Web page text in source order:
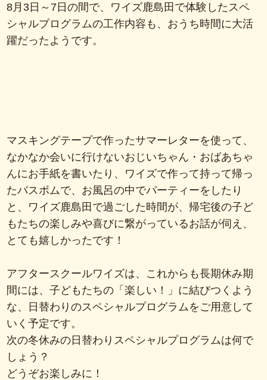
8月3日～7日の間で、ワイズ鹿島田で体験したスペ
シャルプログラムの工作内容も、おうち時間に大活
躍だったようです。
マスキングテープで作ったサマーレターを使って、
なかなか会いに行けないおじいちゃん・おばあちゃ
んにお手紙を書いたり、ワイズで作って持って帰っ
たバスボムで、お風呂の中でパーティーをしたり
と、ワイズ鹿島田で過ごした時間が、帰宅後の子ど
もたちの楽しみや喜びに繋がっているお話が伺え、
とても嬉しかったです！
アフタースクールワイズは、これからも長期休み期
間には、子どもたちの「楽しい！」に結びつくよう
な、日替わりのスペシャルプログラムをご用意して
いく予定です。
次の冬休みの日替わりスペシャルプログラムは何で
しょう？
どうぞお楽しみに！